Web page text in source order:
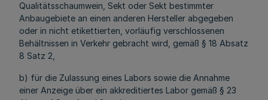
Qualitätsschaumwein, Sekt oder Sekt bestimmter
Anbaugebiete an einen anderen Hersteller abgegeben
oder in nicht etikettierten, vorläufig verschlossenen
Behältnissen in Verkehr gebracht wird, gemäß § 18 Absatz
8 Satz 2,
b) für die Zulassung eines Labors sowie die Annahme
einer Anzeige über ein akkreditiertes Labor gemäß § 23